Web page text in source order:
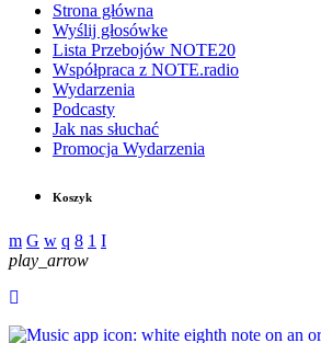
Strona główna
Wyślij głosówke
Lista Przebojów NOTE20
Współpraca z NOTE.radio
Wydarzenia
Podcasty
Jak nas słuchać
Promocja Wydarzenia
Koszyk
play_arrow